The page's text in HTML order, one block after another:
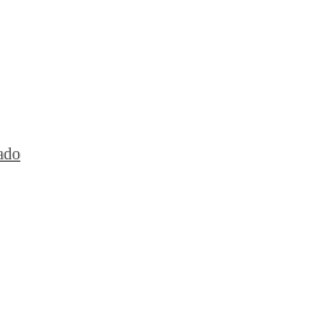
e o Chão Goiano! E aí, está